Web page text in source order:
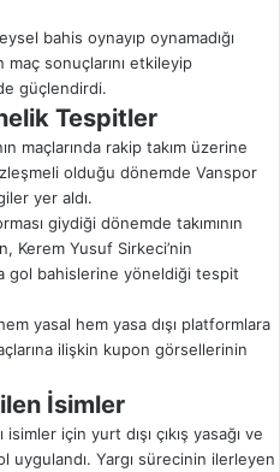
bahis oynayıp oynamadığı
sonuçlarını etkileyip
güçlendirdi.
Tespitler
maçlarında rakip takım üzerine
olduğu dönemde Vanspor
yer aldı.
giydiği dönemde takımının
Kerem Yusuf Sirkeci’nin
gol bahislerine yöneldiği tespit
yasal hem yasa dışı platformlara
ilişkin kupon görsellerinin
İsimler
için yurt dışı çıkış yasağı ve
Yargı sürecinin ilerleyen